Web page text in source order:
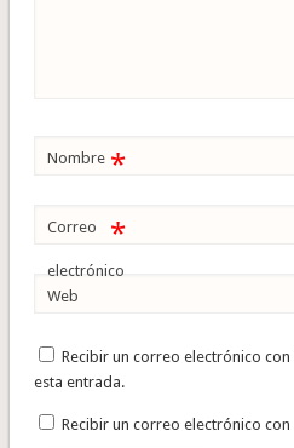
Nombre *
Correo
electrónico
*
Web
Recibir un correo electrónico
esta entrada.
Recibir un correo electrónico